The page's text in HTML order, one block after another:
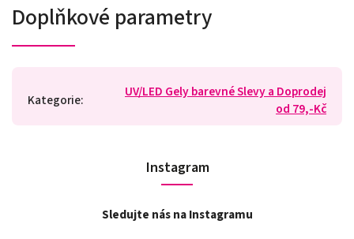
Doplňkové parametry
Kategorie:
UV/LED Gely barevné Slevy a Doprodej
od 79,-Kč
Instagram
Sledujte nás na Instagramu